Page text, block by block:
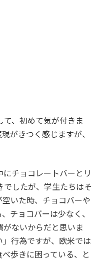
、初めて気が付きま
がきつく感じますが、
チョコレートバーとリ
でしたが、学生たちはそ
いた時、チョコバーや
チョコバーは少なく、
ないからだと思いま
行為ですが、欧米では
歩きに困っている、と